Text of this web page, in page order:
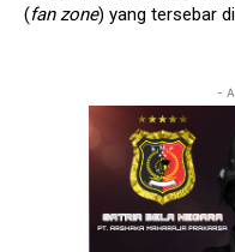
(fan zone) yang tersebar
-